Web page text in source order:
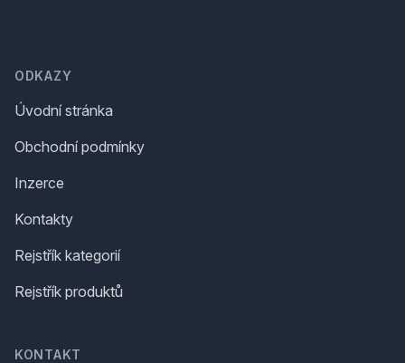
ODKAZY
Úvodní stránka
Obchodní podmínky
Inzerce
Kontakty
Rejstřík kategorií
Rejstřík produktů
KONTAKT